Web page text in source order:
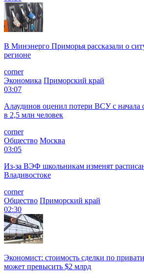
В Минэнерго Приморья рассказали о
регионе
corner
Экономика Приморский край
03:07
Алаудинов оценил потери ВСУ с начала
в 2,5 млн человек
corner
Общество Москва
03:05
Из-за ВЭФ школьникам изменят
Владивостоке
corner
Общество Приморский край
02:30
Экономист: стоимость сделки по
может превысить $2 млрд